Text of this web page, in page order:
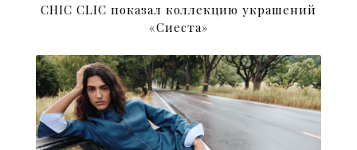
CHIC CLIC показал коллекцию украшений
«Сиеста»